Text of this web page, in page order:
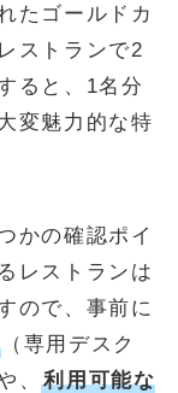
たゴールドカ
ストランで2
ると、1名分
変魅力的な特
かの確認ポイ
レストランは
ので、事前に
（専用デスク
、利用可能な